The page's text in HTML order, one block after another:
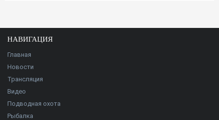
НАВИГАЦИЯ
Главная
Новости
Трансляция
Видео
Подводная охота
Рыбалка